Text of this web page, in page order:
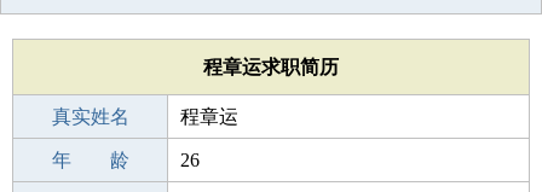
程章运求职简历
真实姓名 程章运
性 别 男
年 龄 26